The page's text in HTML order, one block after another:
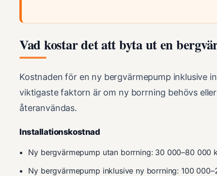
Vad kostar det att byta ut en
Kostnaden för en ny bergvärmepump inklusive
viktigaste faktorn är om ny borrning behövs
återanvändas.
Installationskostnad
Ny bergvärmepump utan borrning: 30 000–80 000
Ny bergvärmepump inklusive ny borrning: 100